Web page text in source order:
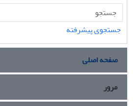
جستجوی پیشرفته
صفحه اصلی
مرور